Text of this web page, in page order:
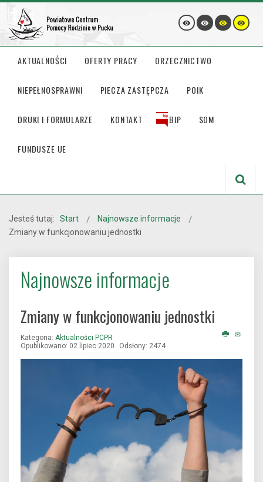
AKTUALNOŚCI OFERTY PRACY ORZECZNICTWO
NIEPEŁNOSPRAWNI PIECZA ZASTĘPCZA POIK
DRUKI I FORMULARZE KONTAKT BIP SOM
FUNDUSZE UE
Jesteś tutaj: Start
Najnowsze informacje
Zmiany w funkcjonowaniu jednostki
Najnowsze informacje
Zmiany w funkcjonowaniu jednostki
Kategoria: Aktualności PCPR
Opublikowano: 02 lipiec 2020
Odsłony: 2474